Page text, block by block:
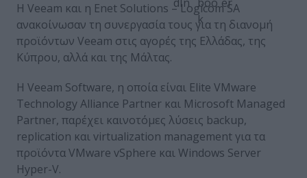
Η Veeam και η Enet Solutions – Logicom SA
ανακοίνωσαν τη συνεργασία τους για τη διανομή
προϊόντων Veeam στις αγορές της Ελλάδας, της
Κύπρου, αλλά και της Μάλτας.
Η Veeam Software, η οποία είναι Elite VMware
Technology Alliance Partner και Microsoft Μanaged
Partner, παρέχει καινοτόμες λύσεις backup,
replication και virtualization management για τα
προϊόντα VMware vSphere και Windows Server
Hyper-V.